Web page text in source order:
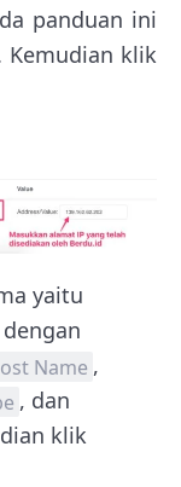
panduan ini
Kemudian klik
yaitu
Name ,
, dan
klik